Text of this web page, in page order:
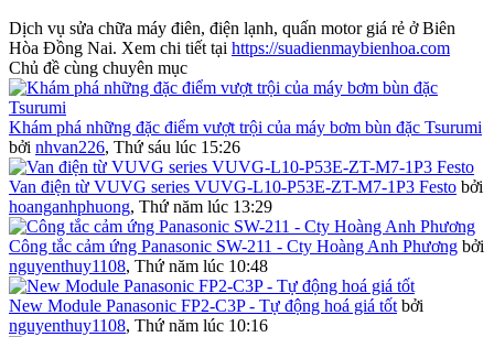
Dịch vụ sửa chữa máy điên, điện lạnh, quấn motor giá rẻ ở Biên
Hòa Đồng Nai. Xem chi tiết tại https://suadienmaybienhoa.com
Chủ đề cùng chuyên mục
Khám phá những đặc điểm vượt trội của máy bơm bùn đặc Tsurumi
bởi nhvan226, Thứ sáu lúc 15:26
Van điện từ VUVG series VUVG-L10-P53E-ZT-M7-1P3 Festo bởi
hoanganhphuong, Thứ năm lúc 13:29
Công tắc cảm ứng Panasonic SW-211 - Cty Hoàng Anh Phương bởi
nguyenthuy1108, Thứ năm lúc 10:48
New Module Panasonic FP2-C3P - Tự động hoá giá tốt bởi
nguyenthuy1108, Thứ năm lúc 10:16